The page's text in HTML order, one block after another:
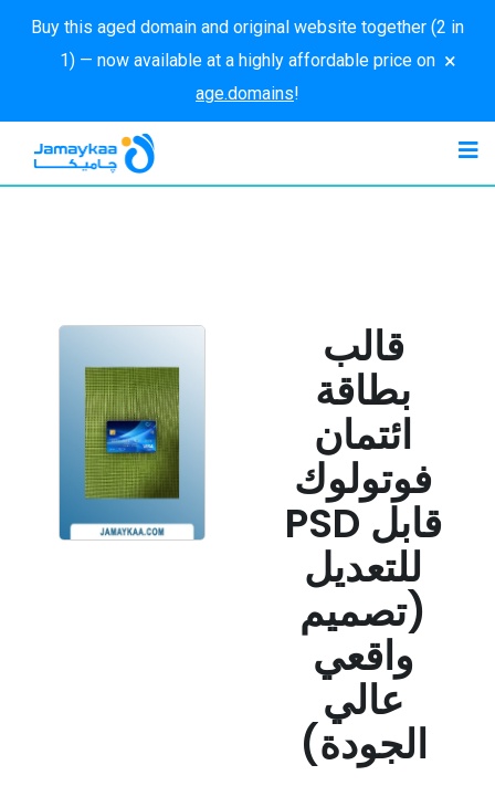
Buy this aged domain and original website together (2 in
1) — now available at a highly affordable price on
age.domains!
×
قالب
بطاقة
ائتمان
فوتولوك
PSD قابل
للتعديل
(تصميم
واقعي
عالي
الجودة)